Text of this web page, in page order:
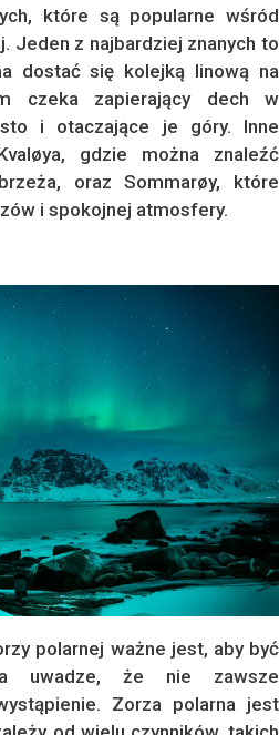
które są popularne wśród
Jeden z najbardziej znanych to
dostać się kolejką linową na
czeka zapierający dech w
i otaczające je góry. Inne
gdzie można znaleźć
oraz Sommarøy, które
i spokojnej atmosfery.
polarnej ważne jest, aby być
uwadze, że nie zawsze
Zorza polarna jest